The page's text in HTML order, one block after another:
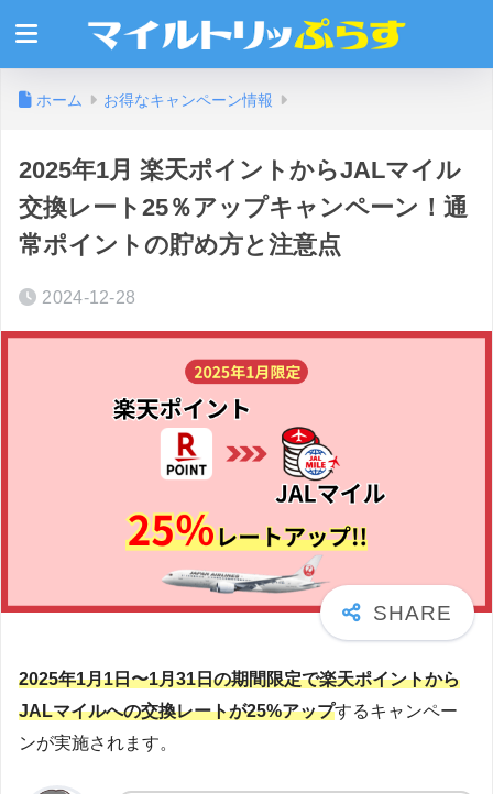
ホーム お得なキャンペーン情報
2025年1月 楽天ポイントからJALマイル
交換レート25％アップキャンペーン！通
常ポイントの貯め方と注意点
2024-12-28
2025年1月1日〜1月31日の期間限定で楽天ポイントから
JALマイルへの交換レートが25%アップするキャンペー
ンが実施されます。